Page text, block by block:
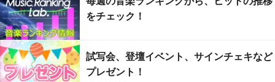
をチェック！
試写会、登壇イベント、サインチェキなど
プレゼント！